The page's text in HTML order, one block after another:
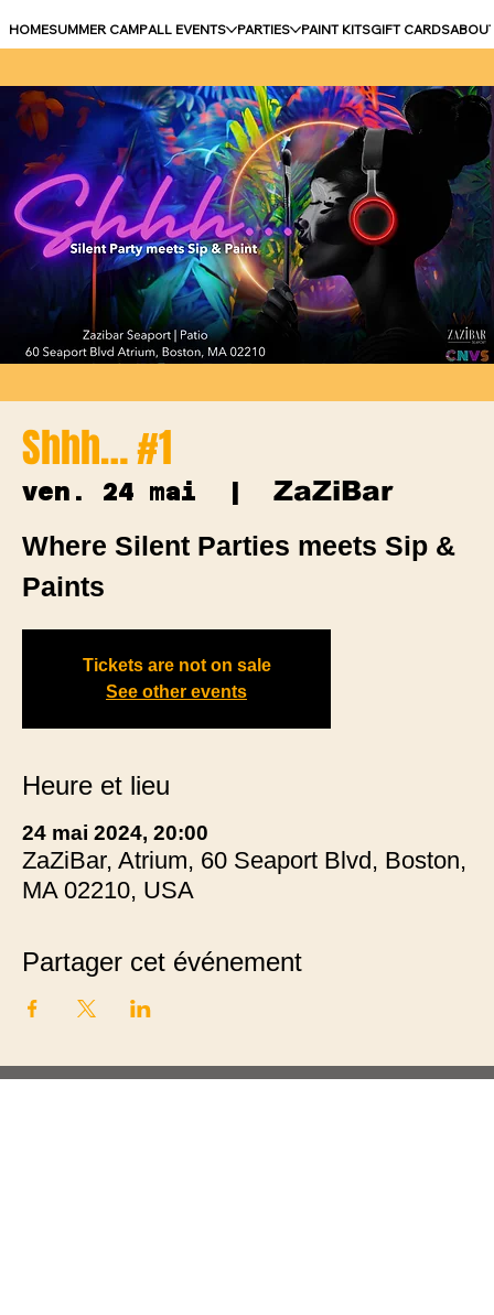
HOMESUMMER CAMPALL EVENTS PARTIES PAINT KITSGIFT CARDS
Shhh… #1
ven. 24 mai
  |
ZaZiBar
Where Silent Parties meets Sip &
Paints
Tickets are not on sale
See other events
Heure et lieu
24 mai 2024, 20:00
ZaZiBar, Atrium, 60 Seaport Blvd, Boston,
MA 02210, USA
Partager cet événement